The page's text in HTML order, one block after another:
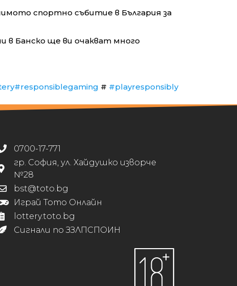
спортно събитие в България за
Банско ще ви очакват много
#responsiblegaming # #playresponsibly
0700-17-771
гр. София, ул. Хайдушко изворче
№28
bst@toto.bg
Играй Тото Онлайн
lottery.toto.bg
Сигнали по ЗЗЛПСПОИН